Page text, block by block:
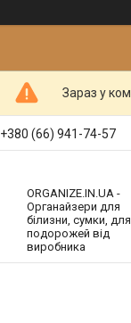
Зараз у
+380 (66) 941-74-57
ORGANIZE.IN.UA -
Органайзери для
білизни, сумки, для
подорожей від
виробника